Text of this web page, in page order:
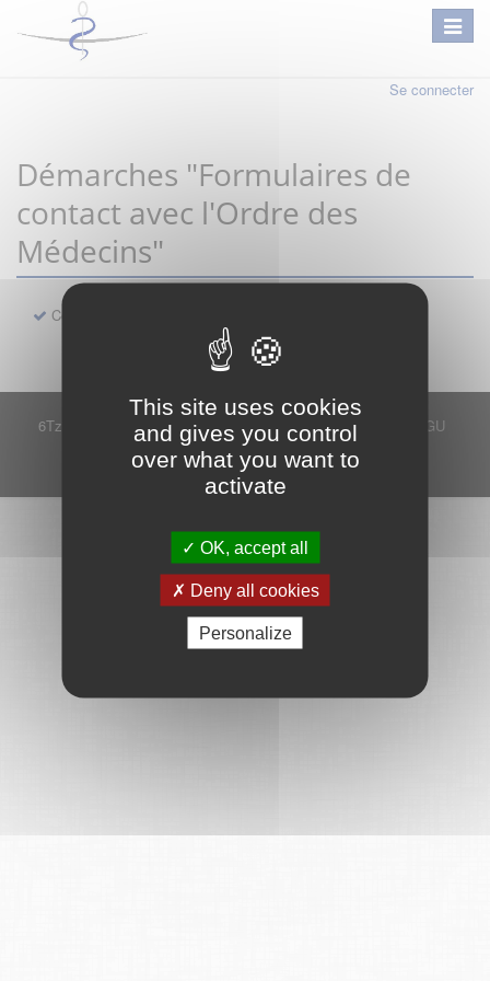
This site uses cookies
and gives you control
over what you want to
activate
OK, accept all
Deny all cookies
Personalize
Se connecter
Démarches "Formulaires de
contact avec l'Ordre des
Médecins"
Contact
6Tzen ©2015 - Tous droits réservés Mentions légales
CGU
Plan du site
FAQ
Contact
Ce service est proposé par6Tzen